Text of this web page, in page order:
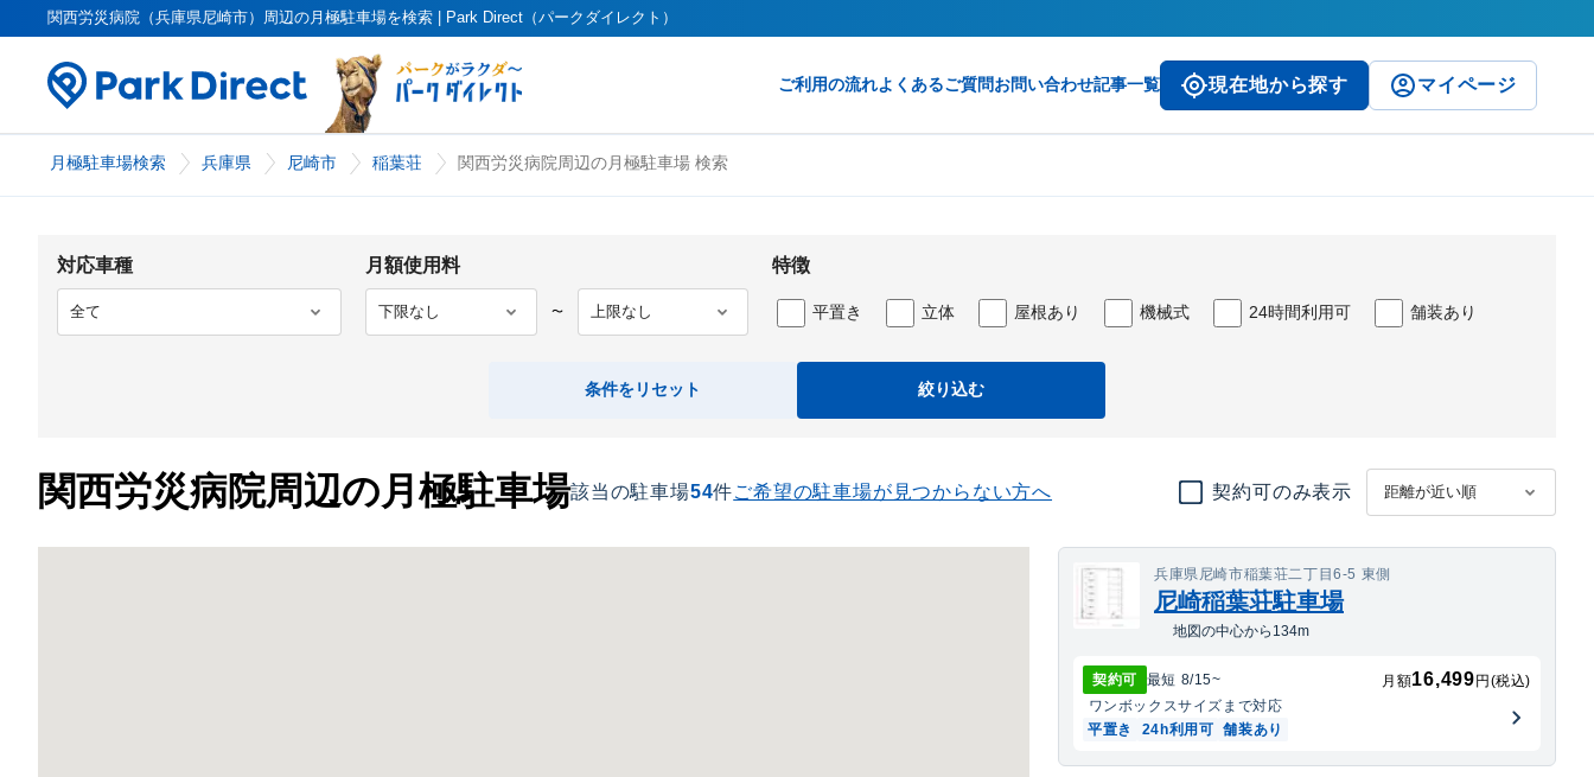
関西労災病院（兵庫県尼崎市）周辺の月極駐車場を検索 | Park Direct（パークダイレクト）
ご利用の流れよくあるご質問お問い合わせ記事一覧 現在地から探す マイページ
月極駐車場検索 兵庫県 尼崎市 稲葉荘 関西労災病院周辺の月極駐車場 検索
対応車種 月額使用料
〜
特徴
平置き 立体 屋根あり 機械式 24時間利用可 舗装あり
条件をリセット 絞り込む
関西労災病院周辺の月極駐車場該当の駐車場54件ご希望の駐車場が見つからない方へ 契約可のみ表示
兵庫県尼崎市稲葉荘二丁目6-5 東側
尼崎稲葉荘駐車場
地図の中心から134m
契約可 最短 8/15~ 月額16,499 円(税込)
ワンボックスサイズまで対応
平置き
24h利用可 舗装あり